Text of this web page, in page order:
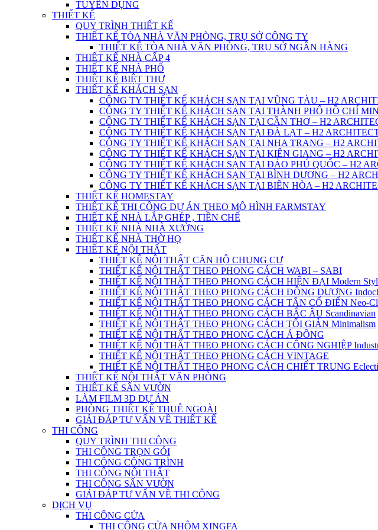
TUYỂN DỤNG
THIẾT KẾ
QUY TRÌNH THIẾT KẾ
THIẾT KẾ TÒA NHÀ VĂN PHÒNG, TRỤ SỞ CÔNG TY
THIẾT KẾ TÒA NHÀ VĂN PHÒNG, TRỤ SỞ NGÂN HÀNG
THIẾT KẾ NHÀ CẤP 4
THIẾT KẾ NHÀ PHỐ
THIẾT KẾ BIỆT THỰ
THIẾT KẾ KHÁCH SẠN
CÔNG TY THIẾT KẾ KHÁCH SẠN TẠI VŨNG TÀU – H2
CÔNG TY THIẾT KẾ KHÁCH SẠN TẠI THÀNH PHỐ HỒ CHÍ
CÔNG TY THIẾT KẾ KHÁCH SẠN TẠI CẦN THƠ – H2
CÔNG TY THIẾT KẾ KHÁCH SẠN TẠI ĐÀ LẠT – H2
CÔNG TY THIẾT KẾ KHÁCH SẠN TẠI NHA TRANG – H2
CÔNG TY THIẾT KẾ KHÁCH SẠN TẠI KIÊN GIANG – H2
CÔNG TY THIẾT KẾ KHÁCH SẠN TẠI ĐẢO PHÚ QUỐC – H2
CÔNG TY THIẾT KẾ KHÁCH SẠN TẠI BÌNH DƯƠNG – H2
CÔNG TY THIẾT KẾ KHÁCH SẠN TẠI BIÊN HÒA – H2
THIẾT KẾ HOMESTAY
THIẾT KẾ THI CÔNG DỰ ÁN THEO MÔ HÌNH FARMSTAY
THIẾT KẾ NHÀ LẮP GHÉP , TIỀN CHẾ
THIẾT KẾ NHÀ NHÀ XƯỞNG
THIẾT KẾ NHÀ THỜ HỌ
THIẾT KẾ NỘI THẤT
THIẾT KẾ NỘI THẤT CĂN HỘ CHUNG CƯ
THIẾT KẾ NỘI THẤT THEO PHONG CÁCH WABI – SABI
THIẾT KẾ NỘI THẤT THEO PHONG CÁCH HIỆN ĐẠI Modern
THIẾT KẾ NỘI THẤT THEO PHONG CÁCH ĐÔNG DƯƠNG
THIẾT KẾ NỘI THẤT THEO PHONG CÁCH TÂN CỔ ĐIỂN Neo-
THIẾT KẾ NỘI THẤT THEO PHONG CÁCH BẮC ÂU Scandinavian
THIẾT KẾ NỘI THẤT THEO PHONG CÁCH TỐI GIẢN Minimalism
THIẾT KẾ NỘI THẤT THEO PHONG CÁCH Á ĐÔNG
THIẾT KẾ NỘI THẤT THEO PHONG CÁCH CÔNG NGHIỆP
THIẾT KẾ NỘI THẤT THEO PHONG CÁCH VINTAGE
THIẾT KẾ NỘI THẤT THEO PHONG CÁCH CHIẾT TRUNG
THIẾT KẾ NỘI THẤT VĂN PHÒNG
THIẾT KẾ SÂN VƯỜN
LÀM FILM 3D DỰ ÁN
PHÒNG THIẾT KẾ THUÊ NGOÀI
GIẢI ĐÁP TƯ VẤN VỀ THIẾT KẾ
THI CÔNG
QUY TRÌNH THI CÔNG
THI CÔNG TRỌN GÓI
THI CÔNG CÔNG TRÌNH
THI CÔNG NỘI THẤT
THI CÔNG SÂN VƯỜN
GIẢI ĐÁP TƯ VẤN VỀ THI CÔNG
DỊCH VỤ
THI CÔNG CỬA
THI CÔNG CỬA NHÔM XINGFA